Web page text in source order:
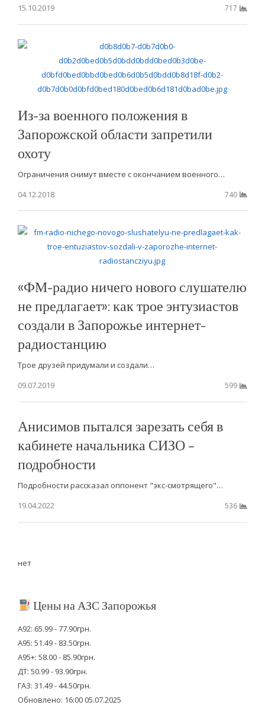
15.10.2019 717
Из-за военного положения в
Запорожской области запретили
охоту
Ограничения снимут вместе с окончанием военного…
04.12.2018
740
«ФМ-радио ничего нового слушателю
не предлагает»: как трое энтузиастов
создали в Запорожье интернет-
радиостанцию
Трое друзей придумали и создали…
09.07.2019
599
Анисимов пытался зарезать себя в
кабинете начальника СИЗО –
подробности
Подробности рассказал оппонент "экс-смотрящего"…
19.04.2022
536
нет
Цены на АЗС Запорожья
А92: 65.99 - 77.90грн.
А95: 51.49 - 83.50грн.
А95+: 58.00 - 85.90грн.
ДТ: 50.99 - 93.90грн.
ГАЗ: 31.49 - 44.50грн.
Обновлено: 16:00 05.07.2025